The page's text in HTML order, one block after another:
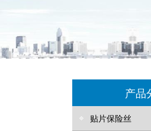
产品
贴片保险丝